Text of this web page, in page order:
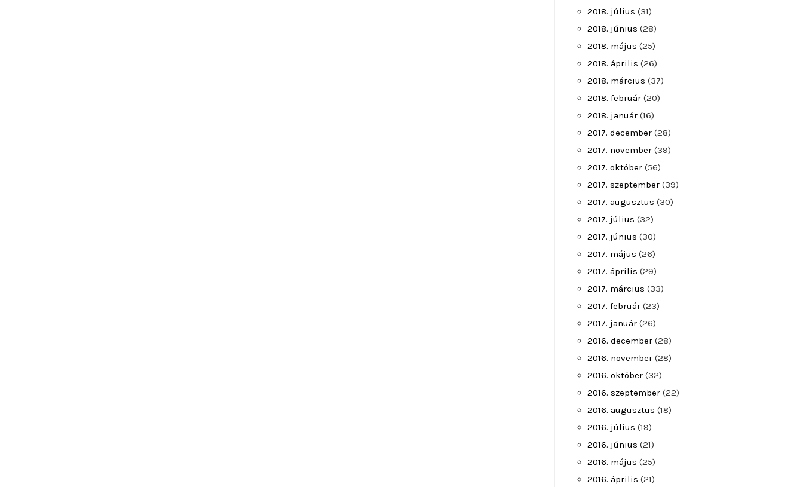
2018. július (31)
2018. június (28)
2018. május (25)
2018. április (26)
2018. március (37)
2018. február (20)
2018. január (16)
2017. december (28)
2017. november (39)
2017. október (56)
2017. szeptember (39)
2017. augusztus (30)
2017. július (32)
2017. június (30)
2017. május (26)
2017. április (29)
2017. március (33)
2017. február (23)
2017. január (26)
2016. december (28)
2016. november (28)
2016. október (32)
2016. szeptember (22)
2016. augusztus (18)
2016. július (19)
2016. június (21)
2016. május (25)
2016. április (21)